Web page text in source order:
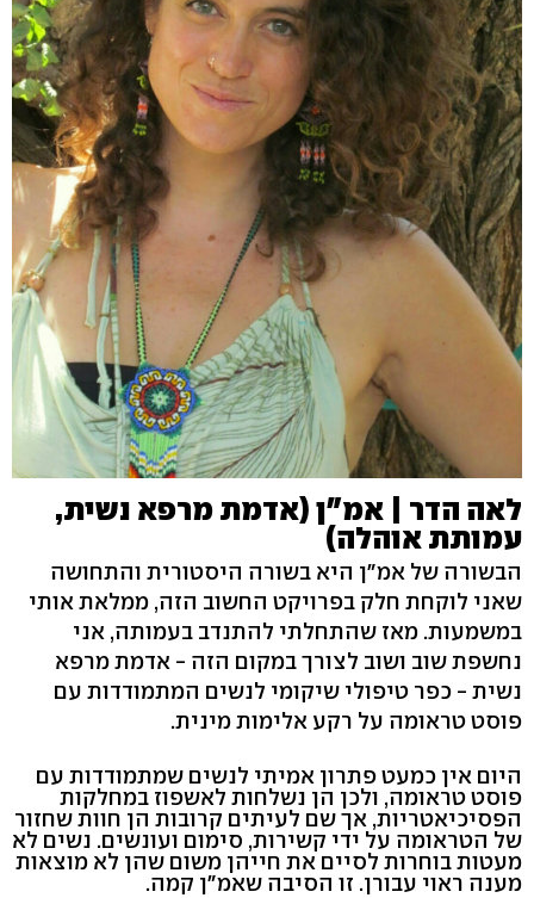
לאה הדר | אמ"ן (אדמת מרפא נשית,
עמותת אוהלה)
הבשורה של אמ"ן היא בשורה היסטורית והתחושה
שאני לוקחת חלק בפרויקט החשוב הזה, ממלאת אותי
במשמעות. מאז שהתחלתי להתנדב בעמותה, אני
נחשפת שוב ושוב לצורך במקום הזה - אדמת מרפא
נשית - כפר טיפולי שיקומי לנשים המתמודדות עם
פוסט טראומה על רקע אלימות מינית.
היום אין כמעט פתרון אמיתי לנשים שמתמודדות עם
פוסט טראומה, ולכן הן נשלחות לאשפוז במחלקות
הפסיכיאטריות, אך שם לעיתים קרובות הן חוות שחזור
של הטראומה על ידי קשירות, סימום ועונשים. נשים לא
מעטות בוחרות לסיים את חייהן משום שהן לא מוצאות
מענה ראוי עבורן. זו הסיבה שאמ"ן קמה.